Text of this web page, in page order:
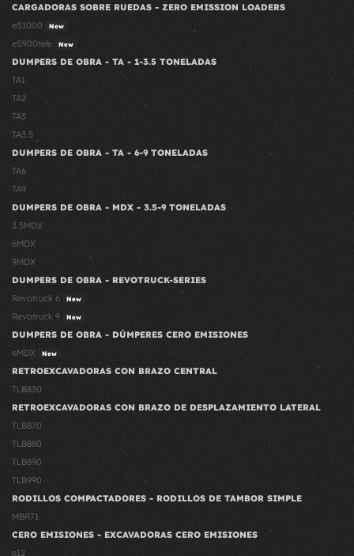
CARGADORAS SOBRE RUEDAS - ZERO EMISSION LOADERS
eS1000
New
eS900tele New
DUMPERS DE OBRA - TA - 1-3.5 TONELADAS
TA1
TA2
TA3
TA3.5
DUMPERS DE OBRA - TA - 6-9 TONELADAS
TA6
TA9
DUMPERS DE OBRA - MDX - 3.5-9 TONELADAS
3.5MDX
6MDX
9MDX
DUMPERS DE OBRA - REVOTRUCK-SERIES
Revotruck 6
New
Revotruck 9 New
DUMPERS DE OBRA - DÚMPERES CERO EMISIONES
eMDX
New
RETROEXCAVADORAS CON BRAZO CENTRAL
TLB830
RETROEXCAVADORAS CON BRAZO DE DESPLAZAMIENTO LATERAL
TLB870
TLB880
TLB890
TLB990
RODILLOS COMPACTADORES - RODILLOS DE TAMBOR SIMPLE
MBR71
CERO EMISIONES - EXCAVADORAS CERO EMISIONES
e12